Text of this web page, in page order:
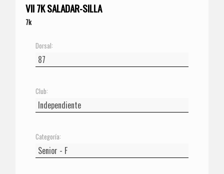
VII 7K SALADAR-SILLA
7k
Dorsal:
Club:
Categoría: